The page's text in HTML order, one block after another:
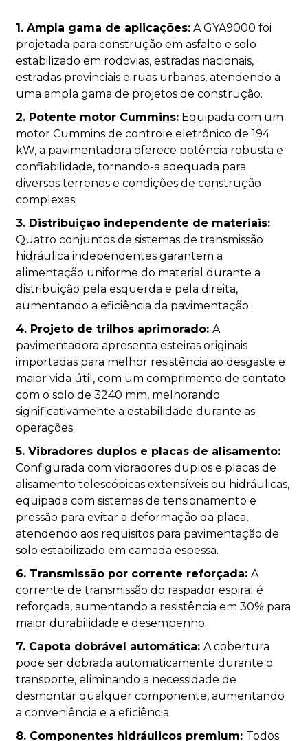
1. Ampla gama de aplicações:A GYA9000 foi
projetada para construção em asfalto e solo
estabilizado em rodovias, estradas nacionais,
estradas provinciais e ruas urbanas, atendendo a
uma ampla gama de projetos de construção.
2. Potente motor Cummins:Equipada com um
motor Cummins de controle eletrônico de 194
kW, a pavimentadora oferece potência robusta e
confiabilidade, tornando-a adequada para
diversos terrenos e condições de construção
complexas.
3. Distribuição independente de materiais:
Quatro conjuntos de sistemas de transmissão
hidráulica independentes garantem a
alimentação uniforme do material durante a
distribuição pela esquerda e pela direita,
aumentando a eficiência da pavimentação.
4. Projeto de trilhos aprimorado: A
pavimentadora apresenta esteiras originais
importadas para melhor resistência ao desgaste e
maior vida útil, com um comprimento de contato
com o solo de 3240 mm, melhorando
significativamente a estabilidade durante as
operações.
5. Vibradores duplos e placas de alisamento:
Configurada com vibradores duplos e placas de
alisamento telescópicas extensíveis ou hidráulicas,
equipada com sistemas de tensionamento e
pressão para evitar a deformação da placa,
atendendo aos requisitos para pavimentação de
solo estabilizado em camada espessa.
6. Transmissão por corrente reforçada: A
corrente de transmissão do raspador espiral é
reforçada, aumentando a resistência em 30% para
maior durabilidade e desempenho.
7. Capota dobrável automática: A cobertura
pode ser dobrada automaticamente durante o
transporte, eliminando a necessidade de
desmontar qualquer componente, aumentando
a conveniência e a eficiência.
8. Componentes hidráulicos premium: Todos